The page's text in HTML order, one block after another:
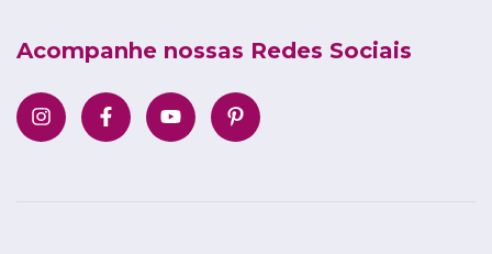
Acompanhe nossas Redes Sociais